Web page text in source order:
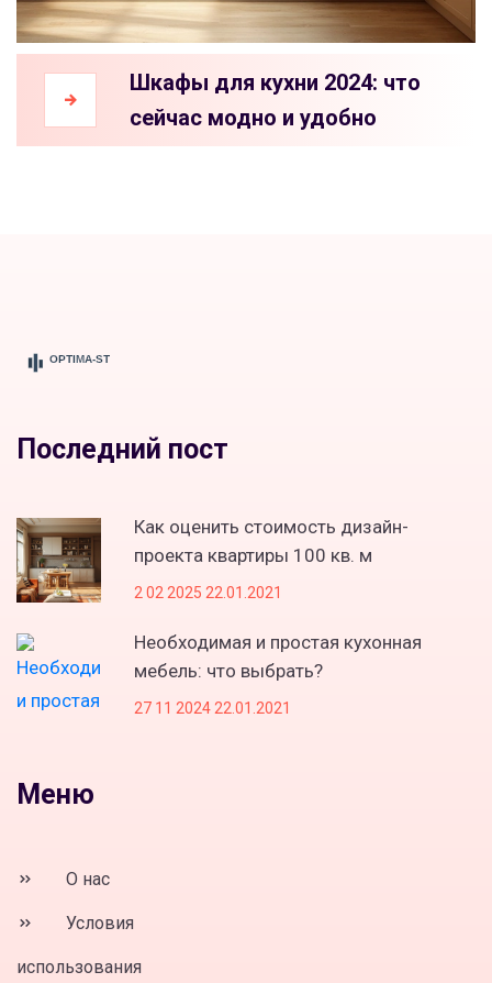
Шкафы для кухни 2024: что
сейчас модно и удобно
Последний пост
Как оценить стоимость дизайн-
проекта квартиры 100 кв. м
2 02 2025 22.01.2021
Необходимая и простая кухонная
мебель: что выбрать?
27 11 2024 22.01.2021
Меню
О нас
Условия
использования